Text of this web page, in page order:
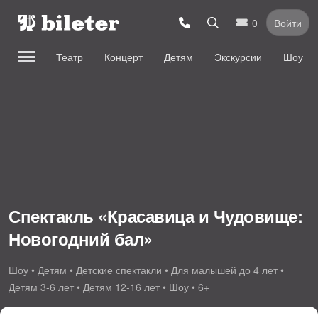
0 Войти
Театр Концерт Детям Экскурсии Шоу
Спектакль «Красавица и Чудовище:
Новогодний бал»
Шоу • Детям • Детские спектакли • Для малышей до 4 лет •
Детям 3-6 лет • Детям 12-16 лет • Шоу • 6+